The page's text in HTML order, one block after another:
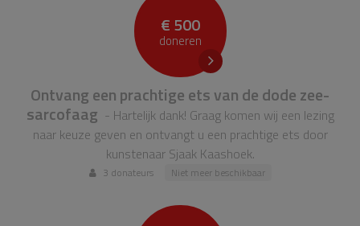
€ 500
doneren
Ontvang een prachtige ets van de dode zee-
sarcofaag - Hartelijk dank! Graag komen wij een lezing
naar keuze geven en ontvangt u een prachtige ets door
kunstenaar Sjaak Kaashoek.
3 donateurs Niet meer beschikbaar